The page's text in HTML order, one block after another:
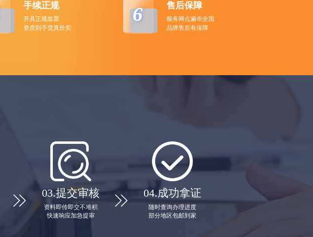
手续正规
开具正规发票
资质到手货真价实
6 售后保障
服务网点遍布全国
品牌售后有保障
 03.提交审核
资料即传即交不堆积
快速响应加急提审
 04.成功拿证
随时查询办理进度
部分地区包邮到家